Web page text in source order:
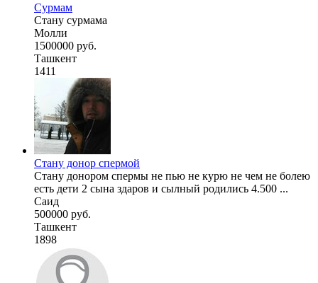
Сурмам
Стану сурмама
Молли
1500000 руб.
Ташкент
1411
Стану донор спермой
Стану донором спермы не пью не курю не чем не болею
есть дети 2 сына здаров и сылный родились 4.500 ...
Саид
500000 руб.
Ташкент
1898